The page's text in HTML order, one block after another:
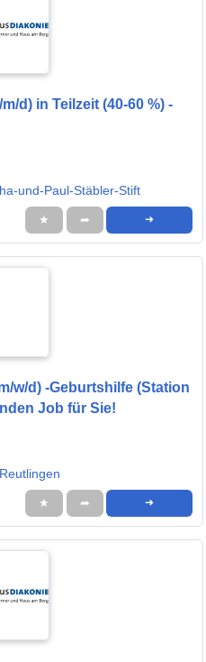
d) in Teilzeit (40-60 %) -
und-Paul-Stäbler-Stift
★ ➦ ➜
w/d) -Geburtshilfe (Station
Job für Sie!
★ ➦ ➜